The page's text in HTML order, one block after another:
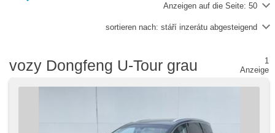
Anzeigen auf die Seite: 50
sortieren nach: stáří inzerátu abgesteigend
vozy Dongfeng U-Tour grau
1
Anzeige